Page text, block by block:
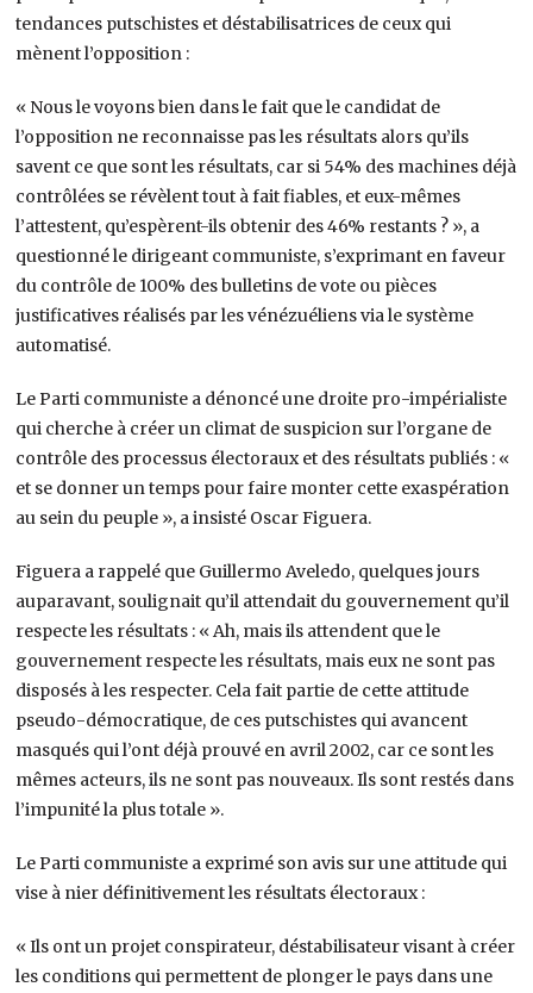
tendances putschistes et déstabilisatrices de ceux qui
mènent l’opposition :
« Nous le voyons bien dans le fait que le candidat de
l’opposition ne reconnaisse pas les résultats alors qu’ils
savent ce que sont les résultats, car si 54% des machines déjà
contrôlées se révèlent tout à fait fiables, et eux-mêmes
l’attestent, qu’espèrent-ils obtenir des 46% restants ? », a
questionné le dirigeant communiste, s’exprimant en faveur
du contrôle de 100% des bulletins de vote ou pièces
justificatives réalisés par les vénézuéliens via le système
automatisé.
Le Parti communiste a dénoncé une droite pro-impérialiste
qui cherche à créer un climat de suspicion sur l’organe de
contrôle des processus électoraux et des résultats publiés : «
et se donner un temps pour faire monter cette exaspération
au sein du peuple », a insisté Oscar Figuera.
Figuera a rappelé que Guillermo Aveledo, quelques jours
auparavant, soulignait qu’il attendait du gouvernement qu’il
respecte les résultats : « Ah, mais ils attendent que le
gouvernement respecte les résultats, mais eux ne sont pas
disposés à les respecter. Cela fait partie de cette attitude
pseudo-démocratique, de ces putschistes qui avancent
masqués qui l’ont déjà prouvé en avril 2002, car ce sont les
mêmes acteurs, ils ne sont pas nouveaux. Ils sont restés dans
l’impunité la plus totale ».
Le Parti communiste a exprimé son avis sur une attitude qui
vise à nier définitivement les résultats électoraux :
« Ils ont un projet conspirateur, déstabilisateur visant à créer
les conditions qui permettent de plonger le pays dans une